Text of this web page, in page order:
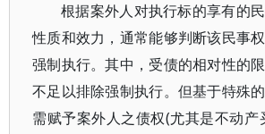
根据案外人对执行标的享有的
性质和效力，通常能够判断该民事
强制执行。其中，受债的相对性的
不足以排除强制执行。但基于特殊
需赋予案外人之债权(尤其是不动产